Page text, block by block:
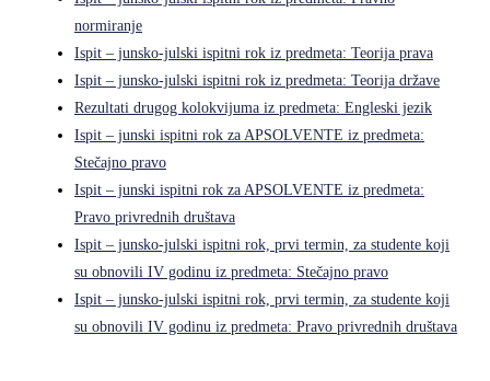
normiranje
Ispit – junsko-julski ispitni rok iz predmeta: Teorija prava
Ispit – junsko-julski ispitni rok iz predmeta: Teorija države
Rezultati drugog kolokvijuma iz predmeta: Engleski jezik
Ispit – junski ispitni rok za APSOLVENTE iz predmeta:
Stečajno pravo
Ispit – junski ispitni rok za APSOLVENTE iz predmeta:
Pravo privrednih društava
Ispit – junsko-julski ispitni rok, prvi termin, za studente koji
su obnovili IV godinu iz predmeta: Stečajno pravo
Ispit – junsko-julski ispitni rok, prvi termin, za studente koji
su obnovili IV godinu iz predmeta: Pravo privrednih društava